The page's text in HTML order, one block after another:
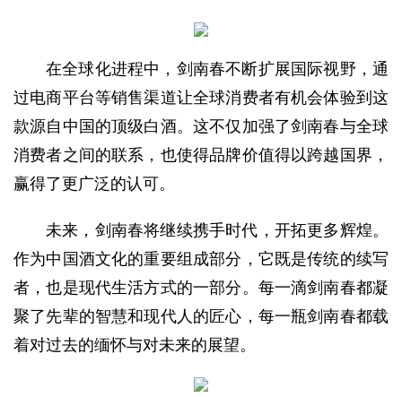
在全球化进程中，剑南春不断扩展国际视野，通
过电商平台等销售渠道让全球消费者有机会体验到这
款源自中国的顶级白酒。这不仅加强了剑南春与全球
消费者之间的联系，也使得品牌价值得以跨越国界，
赢得了更广泛的认可。
未来，剑南春将继续携手时代，开拓更多辉煌。
作为中国酒文化的重要组成部分，它既是传统的续写
者，也是现代生活方式的一部分。每一滴剑南春都凝
聚了先辈的智慧和现代人的匠心，每一瓶剑南春都载
着对过去的缅怀与对未来的展望。